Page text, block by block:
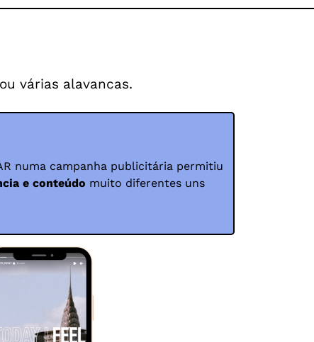
várias alavancas.
numa campanha publicitária permitiu
e conteúdo muito diferentes uns